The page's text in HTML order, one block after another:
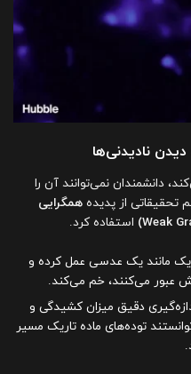
نادیدنی‌ها
دانشمندان نمی‌توانند آن را
تحقیقاتی از پدیده همگرایی
استفاده کرد.
مانند یک عدسی عمل کرده و
عبور می‌کنند، خم می‌کند.
دقیق میزان کشیدگی و
کهکشان، توانستند توده‌های ماده تاریک مسیر